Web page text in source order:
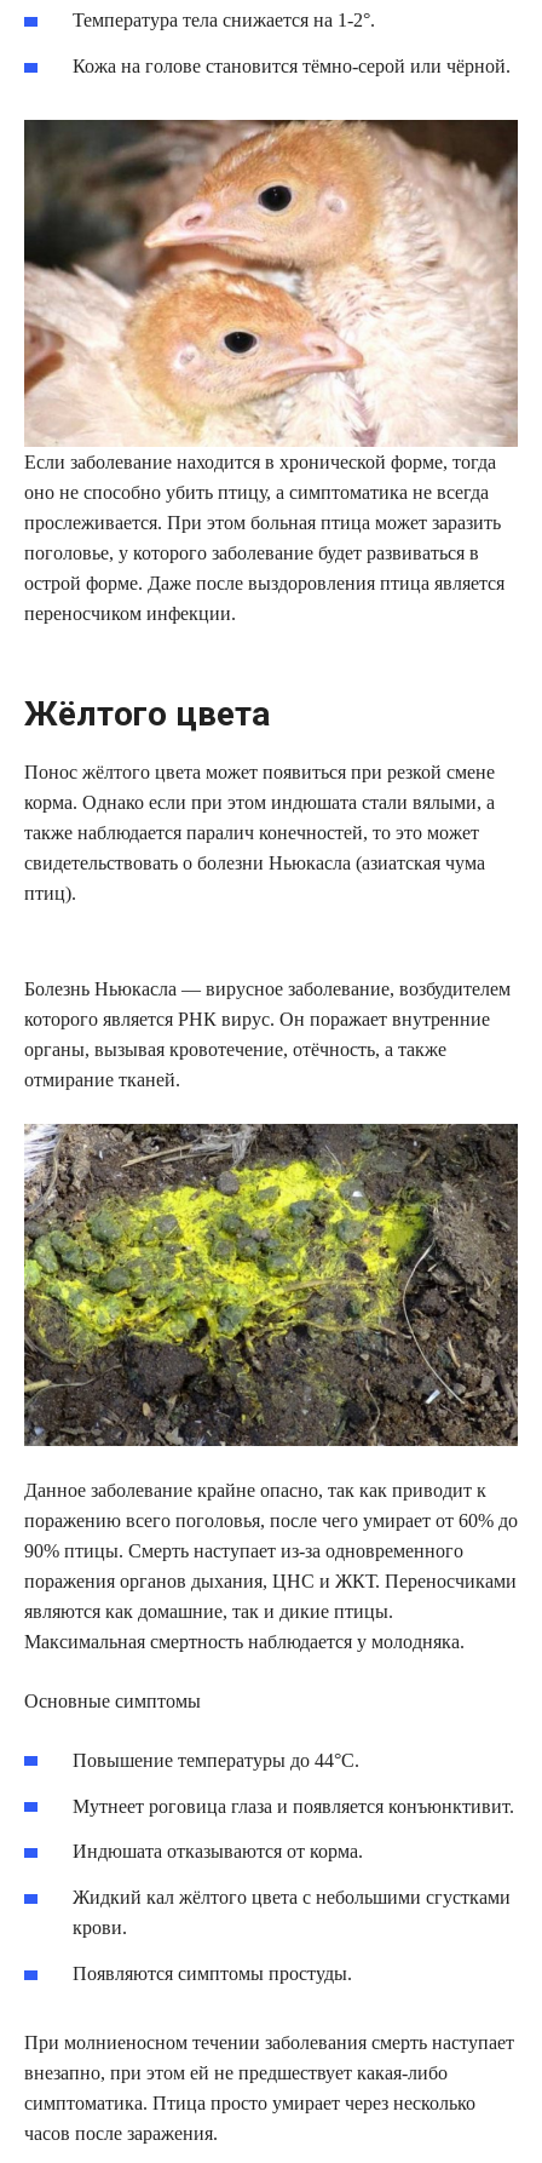
Температура тела снижается на 1-2°.
Кожа на голове становится тёмно-серой или чёрной.
Если заболевание находится в хронической форме, тогда
оно не способно убить птицу, а симптоматика не всегда
прослеживается. При этом больная птица может заразить
поголовье, у которого заболевание будет развиваться в
острой форме. Даже после выздоровления птица является
переносчиком инфекции.
Жёлтого цвета
Понос жёлтого цвета может появиться при резкой смене
корма. Однако если при этом индюшата стали вялыми, а
также наблюдается паралич конечностей, то это может
свидетельствовать о болезни Ньюкасла (азиатская чума
птиц).
Болезнь Ньюкасла — вирусное заболевание, возбудителем
которого является РНК вирус. Он поражает внутренние
органы, вызывая кровотечение, отёчность, а также
отмирание тканей.
Данное заболевание крайне опасно, так как приводит к
поражению всего поголовья, после чего умирает от 60% до
90% птицы. Смерть наступает из-за одновременного
поражения органов дыхания, ЦНС и ЖКТ. Переносчиками
являются как домашние, так и дикие птицы.
Максимальная смертность наблюдается у молодняка.
Основные симптомы
Повышение температуры до 44°С.
Мутнеет роговица глаза и появляется конъюнктивит.
Индюшата отказываются от корма.
Жидкий кал жёлтого цвета с небольшими сгустками
крови.
Появляются симптомы простуды.
При молниеносном течении заболевания смерть наступает
внезапно, при этом ей не предшествует какая-либо
симптоматика. Птица просто умирает через несколько
часов после заражения.